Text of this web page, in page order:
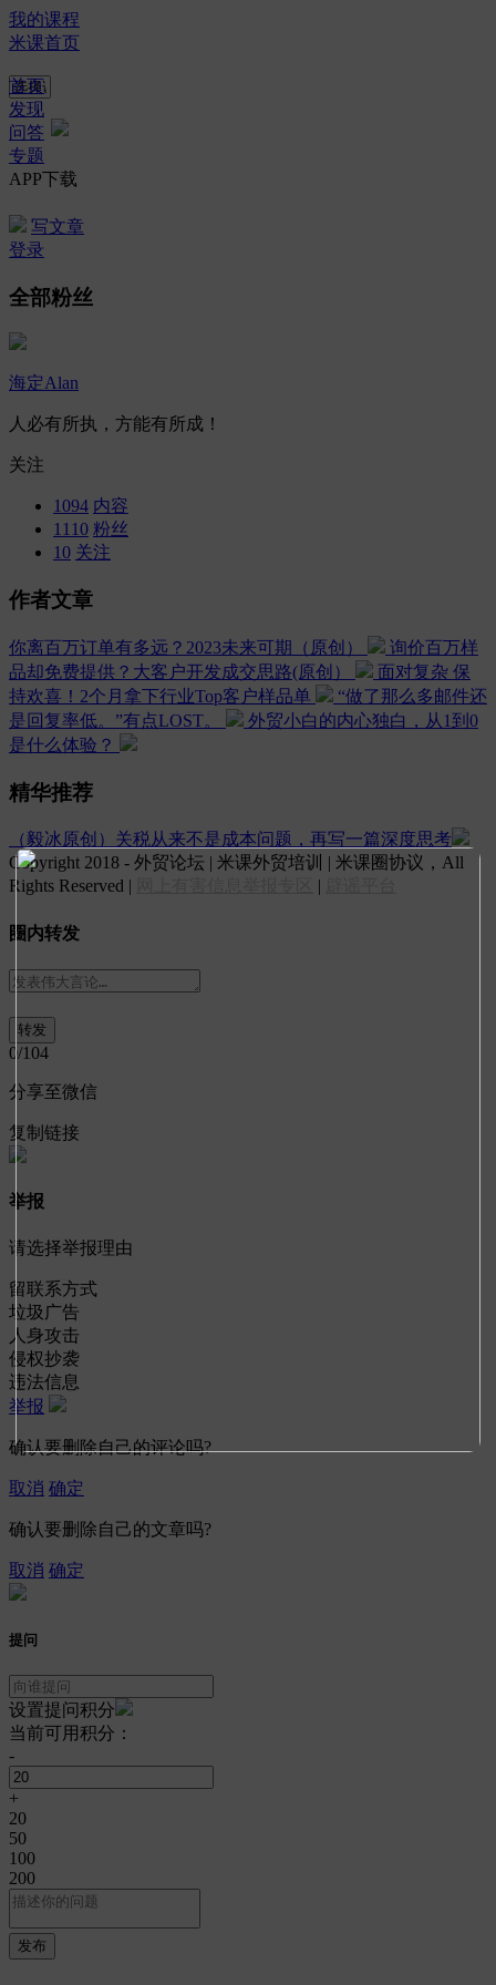
我的课程
米课首页
首页
发现
问答
专题
APP下载
写文章
登录
全部粉丝
海定Alan
人必有所执，方能有所成！
关注
1094 内容
1110 粉丝
10 关注
作者文章
你离百万订单有多远？2023未来可期（原创）
询价百万样
品却免费提供？大客户开发成交思路(原创）
面对复杂 保
持欢喜！2个月拿下行业Top客户样品单
“做了那么多邮件还
是回复率低。”有点LOST。
外贸小白的内心独白，从1到0
是什么体验？
精华推荐
（毅冰原创）关税从来不是成本问题，再写一篇深度思考
Copyright 2018 - 外贸论坛 | 米课外贸培训 | 米课圈协议，All
Rights Reserved |
|
圈内转发
0/104
分享至微信
复制链接
举报
请选择举报理由
留联系方式
垃圾广告
人身攻击
侵权抄袭
违法信息
举报
确认要删除自己的评论吗?
取消 确定
确认要删除自己的文章吗?
取消 确定
提问
设置提问积分
当前可用积分：
-
+
20
50
100
200